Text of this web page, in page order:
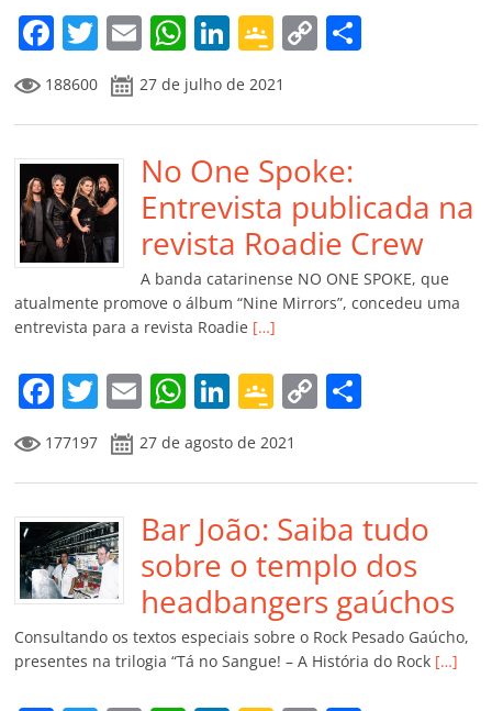
m
F
a
c
e
b
o
o
k
T
w
itt
er
E
m
ai
l
W
h
at
s
A
p
p
Li
n
k
e
dI
n
G
o
o
gl
e
Cl
a
ss
ro
o
m
C
y
Li
n
k
p
til
h
ar
188600 27 de julho de 2021
No One Spoke:
Entrevista publicada na
revista Roadie Crew
A banda catarinense NO ONE SPOKE, que
atualmente promove o álbum “Nine Mirrors”, concedeu uma
entrevista para a revista Roadie […]
F
a
c
e
b
o
o
k
T
w
itt
er
E
m
ai
l
W
at
s
A
p
p
Li
n
k
e
dI
n
G
o
o
gl
e
Cl
a
ss
ro
C
y
Li
n
k
p
ar
til
h
ar
177197 27 de agosto de 2021
Bar João: Saiba tudo
sobre o templo dos
headbangers gaúchos
Consultando os textos especiais sobre o Rock Pesado Gaúcho,
presentes na trilogia “Tá no Sangue! – A História do Rock […]